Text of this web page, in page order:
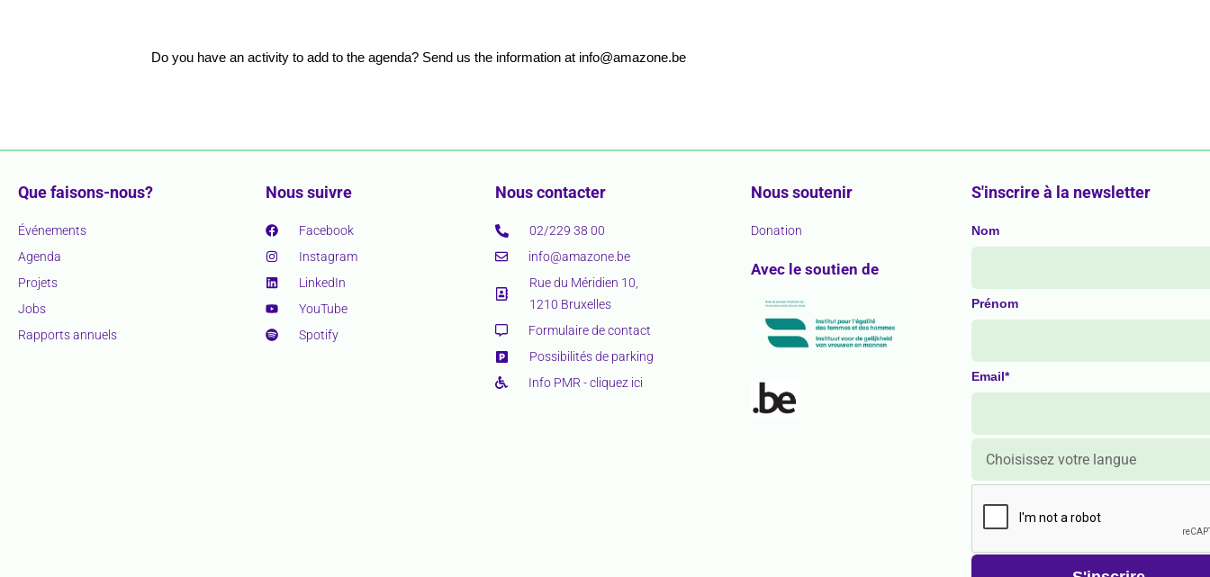
Do you have an activity to add to the agenda? Send us the information at info@amazone.be
Que faisons-nous?
Événements
Agenda
Projets
Jobs
Rapports annuels
Nous suivre
Facebook
Instagram
LinkedIn
YouTube
Spotify
Nous contacter
02/229 38 00
info@amazone.be
Rue du Méridien 10,
1210 Bruxelles
Formulaire de contact
Possibilités de parking
Info PMR - cliquez ici
Nous soutenir
Donation
Avec le soutien de
S'inscrire à la newsletter
Nom
Prénom
Email*